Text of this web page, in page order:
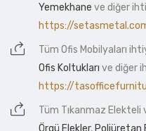
Yemekhane ve diğer
https://
Tüm Ofis Mobilyaları
Ofis Koltukları ve diğer
https://
Tüm Tıkanmaz Elekteli
Örgü Elekler, Poliüretan